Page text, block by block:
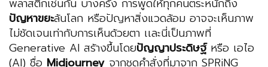
พลาสติกเช่นกัน บางครั้ง การพูดให้ทุกคนตระหนักถึง
ปัญหาขยะล้นโลก หรือปัญหาสิ่งแวดล้อม อาจจะเห็นภาพ
ไม่ชัดเจนเท่ากับการเห็นด้วยตา เเละนี่เป็นภาพที่
Generative AI สร้างขึ้นโดยปัญญาประดิษฐ์หรือ เอไอ
(AI) ชื่อ Midjourney จากชุดคําสั่งที่มาจาก SPRiNG